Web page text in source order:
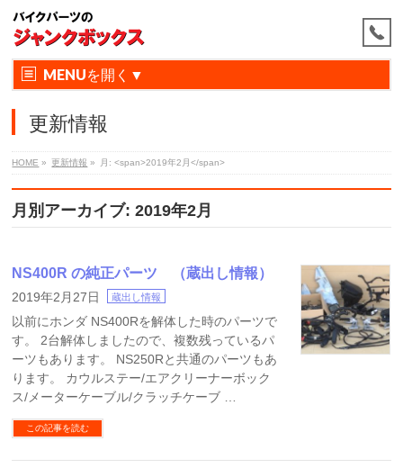
MENU
更新情報
HOME » 更新情報 » 月: <span>2019年2月</span>
月別アーカイブ: 2019年2月
NS400R の純正パーツ （蔵出し情報）
2019年2月27日 蔵出し情報
以前にホンダ NS400Rを解体した時のパーツで
す。 2台解体しましたので、複数残っているパ
ーツもあります。 NS250Rと共通のパーツもあ
ります。 カウルステー/エアクリーナーボック
ス/メーターケーブル/クラッチケーブ …
この記事を読む